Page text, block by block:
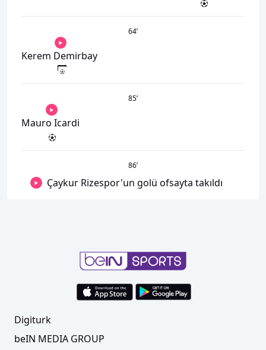
64’
Kerem Demirbay
85’
Mauro Icardi
86’
Çaykur Rizespor'un golü ofsayta takıldı
Digiturk
beIN MEDIA GROUP